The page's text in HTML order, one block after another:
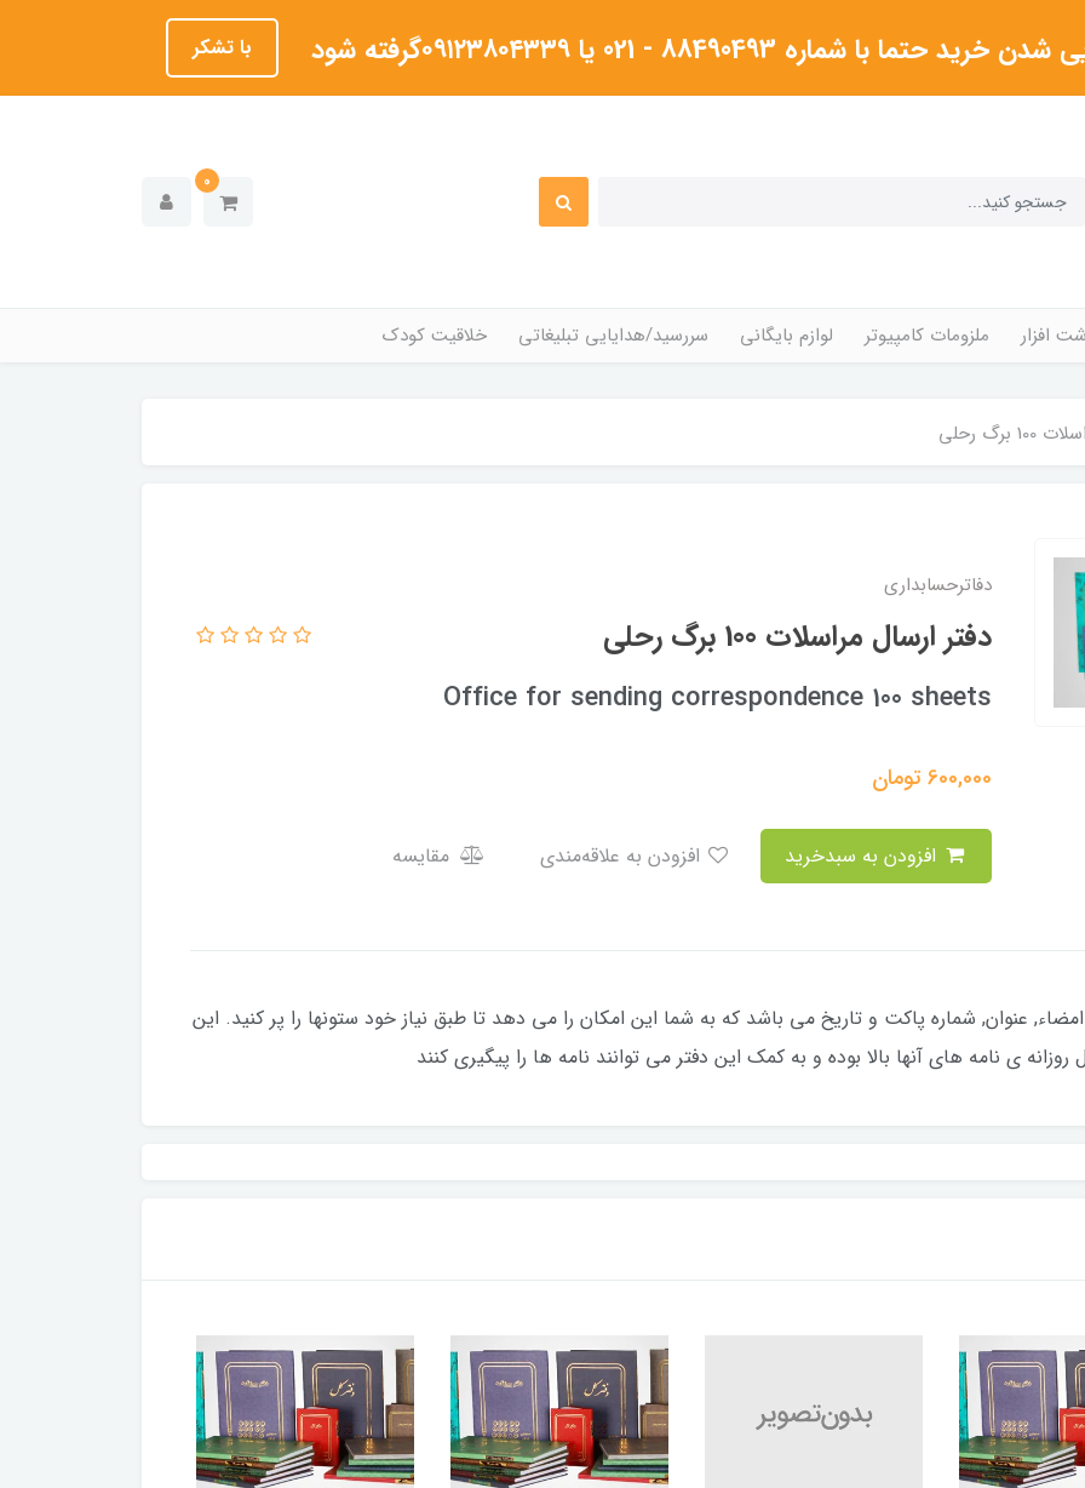
88490493 - 021 یا ۰۹۱۲۳۸۰۴۳۳۹گرفته شود با تشکر
0
افزار ملزومات کامپیوتر لوازم بایگانی سررسید/هدایایی تبلیغاتی خلاقیت کودک
رحلی
دفاترحسابداری
دفتر ارسال مراسلات 100 برگ رحلی
Office for sending correspondence 100 sheets
600,000تومان
مقایسه
عنوان, شماره پاکت و تاریخ می باشد که به شما این امکان را می دهد تا طبق نیاز خود ستونها را پر کنید. این
ی نامه های آنها بالا بوده و به کمک این دفتر می توانند نامه ها را پیگیری کنند